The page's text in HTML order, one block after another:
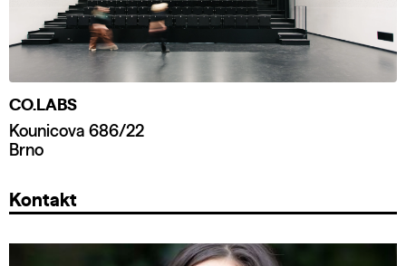
CO.LABS
Kounicova 686/22
Brno
Kontakt